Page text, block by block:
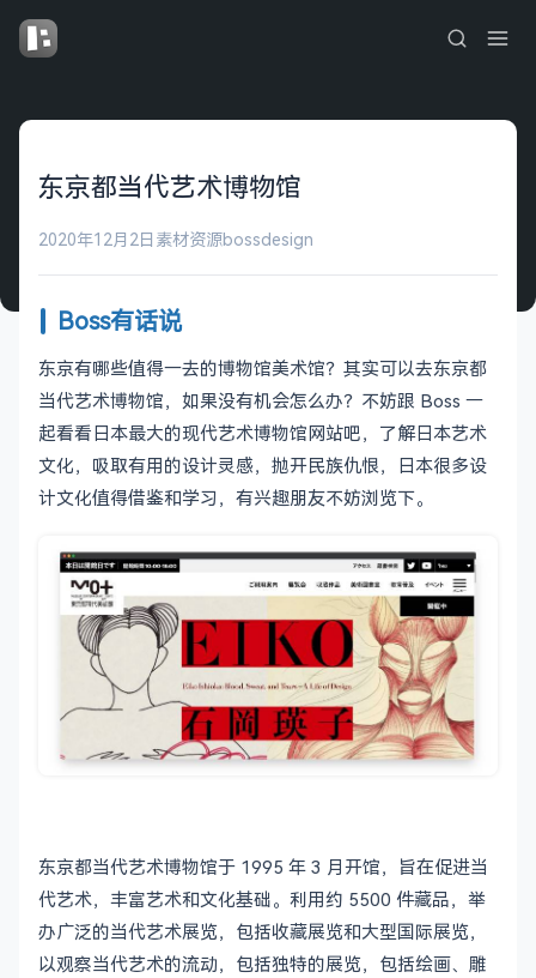
东京都当代艺术博物馆
2020年12月2日 素材资源bossdesign
Boss有话说
东京有哪些值得一去的博物馆美术馆？其实可以去东京都
当代艺术博物馆，如果没有机会怎么办？不妨跟 Boss 一
起看看日本最大的现代艺术博物馆网站吧，了解日本艺术
文化，吸取有用的设计灵感，抛开民族仇恨，日本很多设
计文化值得借鉴和学习，有兴趣朋友不妨浏览下。
东京都当代艺术博物馆于 1995 年 3 月开馆，旨在促进当
代艺术，丰富艺术和文化基础。利用约 5500 件藏品，举
办广泛的当代艺术展览，包括收藏展览和大型国际展览，
以观察当代艺术的流动，包括独特的展览，包括绘画、雕